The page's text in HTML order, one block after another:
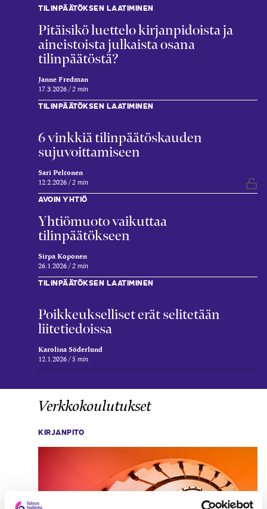
TILINPÄÄTÖKSEN LAATIMINEN
Pitäisikö luettelo kirjanpidoista ja
aineistoista julkaista osana
tilinpäätöstä?
Janne Fredman
17.3.2026 2 min
TILINPÄÄTÖKSEN LAATIMINEN
6 vinkkiä tilinpäätöskauden
sujuvoittamiseen
Sari Peltonen
12.2.2026 2 min
AVOIN YHTIÖ
Yhtiömuoto vaikuttaa
tilinpäätökseen
Sirpa Koponen
26.1.2026 2 min
TILINPÄÄTÖKSEN LAATIMINEN
Poikkeukselliset erät selitetään
liitetiedoissa
Karolina Söderlund
12.1.2026 5 min
Verkkokoulutukset
KIRJANPITO